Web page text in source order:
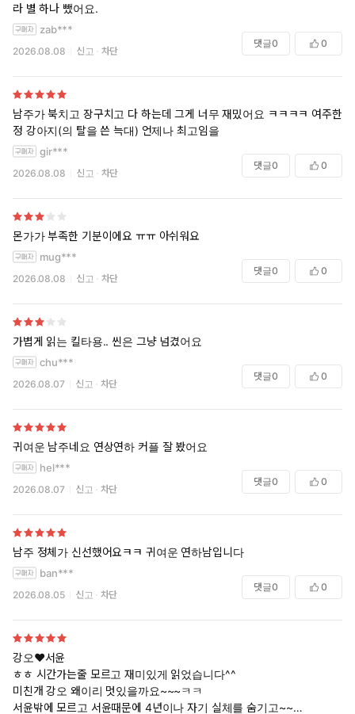
라 별 하나 뺐어요.
zab***
2026.08.08 신고 차단
댓글0 0
남주가 북치고 장구치고 다 하는데 그게 너무 재밌어요 ㅋㅋㅋㅋ 여주한
정 강아지(의 탈을 쓴 늑대) 언제나 최고임을
gir***
2026.08.08 신고 차단
댓글0 0
몬가가 부족한 기분이에요 ㅠㅠ 아쉬워요
mug***
2026.08.08 신고 차단
댓글0 0
가볍게 읽는 킬타용.. 씬은 그냥 넘겼어요
chu***
2026.08.07 신고 차단
댓글0 0
귀여운 남주네요 연상연하 커플 잘 봤어요
hel***
2026.08.07 신고 차단
댓글0 0
남주 정체가 신선했어요ㅋㅋ 귀여운 연하남입니다
ban***
2026.08.05 신고 차단
댓글0 0
강오♥서윤
ㅎㅎ 시간가는줄 모르고 재미있게 읽었습니다^^
미친개 강오 왜이리 멋있을까요~~~ㅋㅋ
서윤밖에 모르고 서윤때문에 4년이나 자기 실체를 숨기고~~